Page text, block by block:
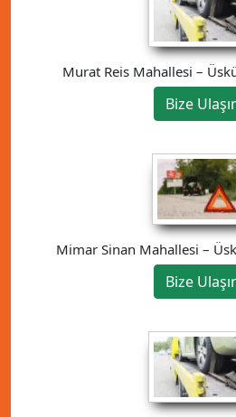
Murat Reis Mahallesi –
Bize
Mimar Sinan Mahallesi –
Bize